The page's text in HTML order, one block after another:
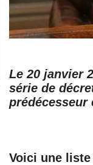
Le 20 janvier
série de
Voici une